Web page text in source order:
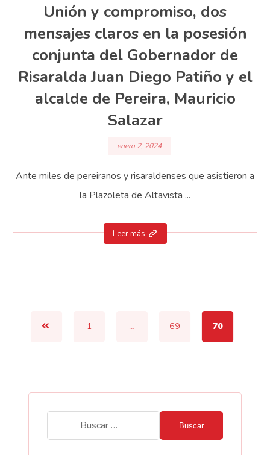
Unión y compromiso, dos
mensajes claros en la posesión
conjunta del Gobernador de
Risaralda Juan Diego Patiño y el
alcalde de Pereira, Mauricio
Salazar
enero 2, 2024
Ante miles de pereiranos y risaraldenses que asistieron a
la Plazoleta de Altavista ...
Leer más
1 … 69 70
Buscar